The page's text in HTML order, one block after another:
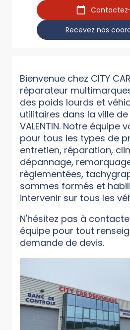
Recevez nos
Bienvenue chez CITY CAR
réparateur
des poids lourds et
utilitaires dans la ville de
VALENTIN. Notre équipe
pour tous les types de
entretien, réparation,
dépannage,
règlementées,
sommes formés et
intervenir sur tous les
N'hésitez pas à
équipe pour tout
demande de devis.